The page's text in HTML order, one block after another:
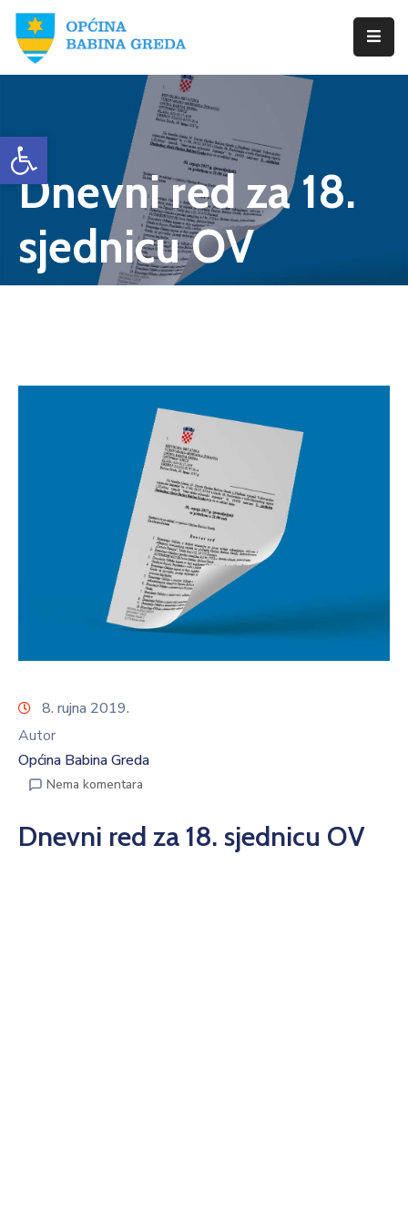
Open toolbar
Početna
Greda
Istražite
Novosti
Dokumenti
Dnevni red za 18.
sjednicu OV
8. rujna 2019.
Autor
Općina Babina Greda
Nema komentara
Dnevni red za 18. sjednicu OV